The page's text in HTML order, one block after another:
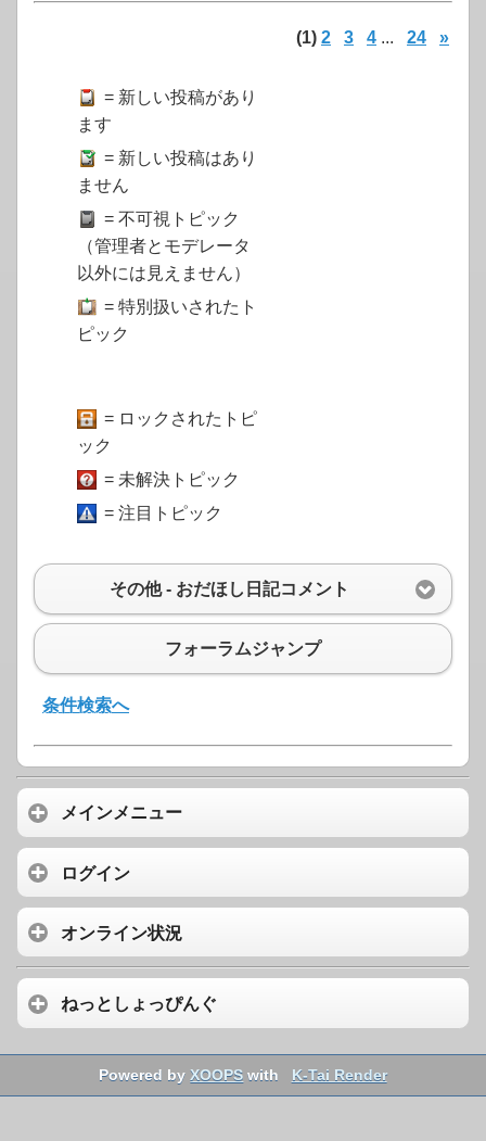
(1) 2 3 4 ... 24 »
= 新しい投稿があり
ます
= 新しい投稿はあり
ません
= 不可視トピック
（管理者とモデレータ
以外には見えません）
= 特別扱いされたト
ピック
= ロックされたトピ
ック
= 未解決トピック
= 注目トピック
その他 - おだほし日記コメント
フォーラムジャンプ
条件検索へ
メインメニュー
ログイン
オンライン状況
ねっとしょっぴんぐ
Powered byXOOPS with K-Tai Render